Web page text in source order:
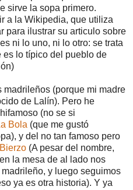
sirve la sopa primero.
a la Wikipedia, que utiliza
para ilustrar su articulo sobre
ni lo uno, ni lo otro: se trata
es lo típico del pueblo de
madrileños (porque mi madre
de Lalín). Pero he
(no se si
Bola (que me gustó
y del no tan famoso pero
(A pesar del nombre,
la mesa de al lado nos
y luego seguimos
ya es otra historia). Y ya